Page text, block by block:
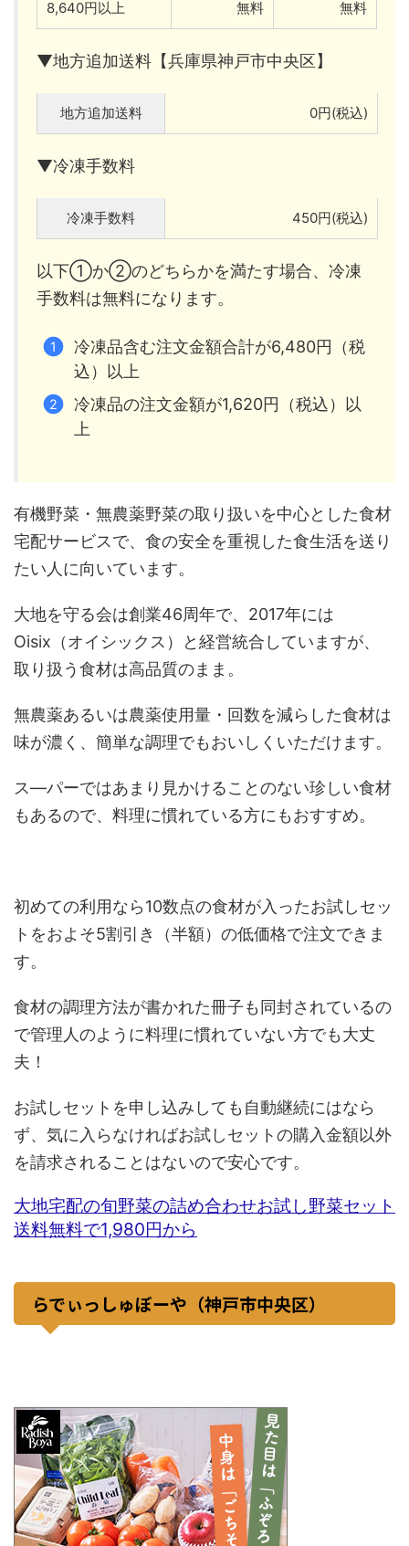
8,640円以上 無料 無料
▼地方追加送料【兵庫県神戸市中央区】
地方追加送料 0円(税込)
▼冷凍手数料
冷凍手数料 450円(税込)
以下①か②のどちらかを満たす場合、冷凍
手数料は無料になります。
冷凍品含む注文金額合計が6,480円（税
込）以上
冷凍品の注文金額が1,620円（税込）以
上
有機野菜・無農薬野菜の取り扱いを中心とした食材
宅配サービスで、食の安全を重視した食生活を送り
たい人に向いています。
大地を守る会は創業46周年で、2017年には
Oisix（オイシックス）と経営統合していますが、
取り扱う食材は高品質のまま。
無農薬あるいは農薬使用量・回数を減らした食材は
味が濃く、簡単な調理でもおいしくいただけます。
ス―パーではあまり見かけることのない珍しい食材
もあるので、料理に慣れている方にもおすすめ。
初めての利用なら10数点の食材が入ったお試しセッ
トをおよそ5割引き（半額）の低価格で注文できま
す。
食材の調理方法が書かれた冊子も同封されているの
で管理人のように料理に慣れていない方でも大丈
夫！
お試しセットを申し込みしても自動継続にはなら
ず、気に入らなければお試しセットの購入金額以外
を請求されることはないので安心です。
大地宅配の旬野菜の詰め合わせお試し野菜セット
送料無料で1,980円から
らでぃっしゅぼーや（神戸市中央区）